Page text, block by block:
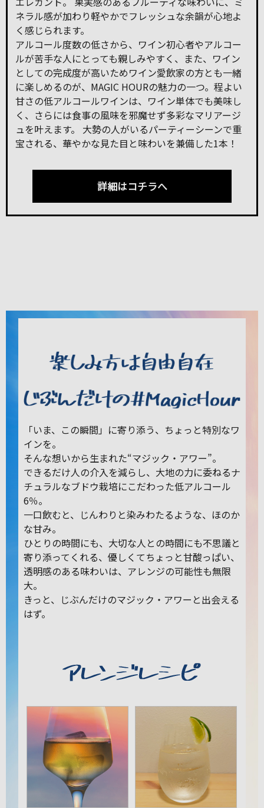
ネラル感が加わり軽やかでフレッシュな余韻が心地よ
く感じられます。
アルコール度数の低さから、ワイン初心者やアルコー
ルが苦手な人にとっても親しみやすく、また、ワイン
としての完成度が高いためワイン愛飲家の方とも一緒
に楽しめるのが、MAGIC HOURの魅力の一つ。程よい
甘さの低アルコールワインは、ワイン単体でも美味し
く、さらには食事の風味を邪魔せず多彩なマリアージ
ュを叶えます。 大勢の人がいるパーティーシーンで重
宝される、華やかな見た目と味わいを兼備した1本！
詳細はコチラへ
「いま、この瞬間」に寄り添う、ちょっと特別なワ
インを。
そんな想いから生まれた“マジック・アワー”。
できるだけ人の介入を減らし、大地の力に委ねるナ
チュラルなブドウ栽培にこだわった低アルコール
6％。
一口飲むと、じんわりと染みわたるような、ほのか
な甘み。
ひとりの時間にも、大切な人との時間にも不思議と
寄り添ってくれる、優しくてちょっと甘酸っぱい、
透明感のある味わいは、アレンジの可能性も無限
大。
きっと、じぶんだけのマジック・アワーと出会える
はず。